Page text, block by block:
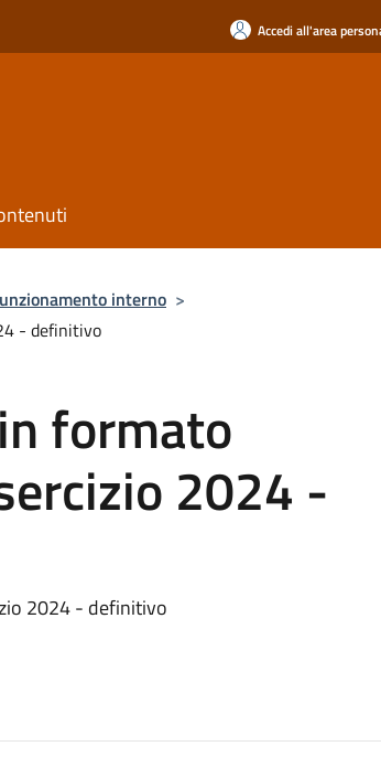
Accedi all'area
interno >
- definitivo
formato
2024 -
2024 - definitivo